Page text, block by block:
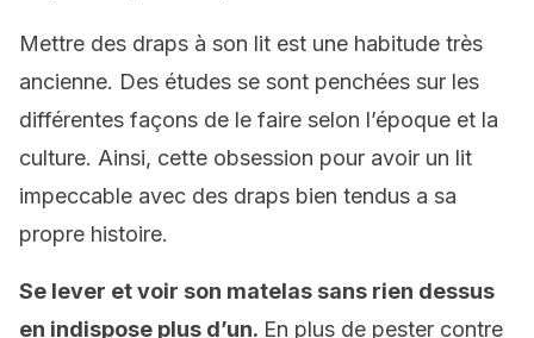
Mettre des draps à son lit est une habitude très
ancienne. Des études se sont penchées sur les
différentes façons de le faire selon l’époque et la
culture. Ainsi, cette obsession pour avoir un lit
impeccable avec des draps bien tendus a sa
propre histoire.
Se lever et voir son matelas sans rien dessus
en indispose plus d’un. En plus de pester contre